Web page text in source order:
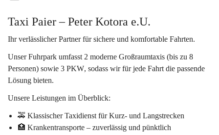
Taxi Paier – Peter Kotora e.U.
Ihr verlässlicher Partner für sichere und komfortable Fahrten.
Unser Fuhrpark umfasst 2 moderne Großraumtaxis (bis zu 8
Personen) sowie 3 PKW, sodass wir für jede Fahrt die passende
Lösung bieten.
Unsere Leistungen im Überblick:
🚕 Klassischer Taxidienst für Kurz- und Langstrecken
🏥 Krankentransporte – zuverlässig und pünktlich